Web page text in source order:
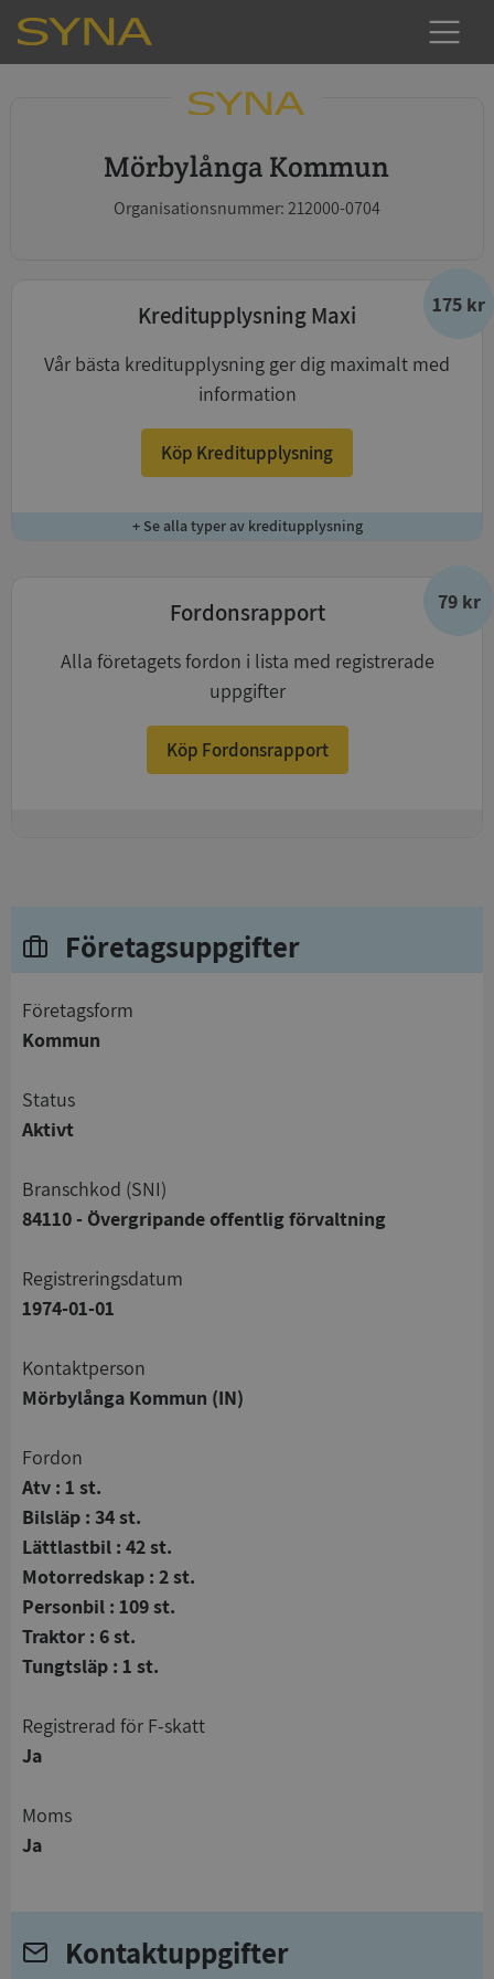
Mörbylånga Kommun
Organisationsnummer: 212000-0704
175 kr
Kreditupplysning Maxi
Vår bästa kreditupplysning ger dig maximalt med
information
Köp Kreditupplysning
+ Se alla typer av kreditupplysning
79 kr
Fordonsrapport
Alla företagets fordon i lista med registrerade
uppgifter
Köp Fordonsrapport
Företagsuppgifter
företagsform
Kommun
status
Aktivt
branschkod (SNI)
84110 - Övergripande offentlig förvaltning
registreringsdatum
1974-01-01
Kontaktperson
Mörbylånga Kommun (IN)
Fordon
Atv : 1 st.
Bilsläp : 34 st.
Lättlastbil : 42 st.
Motorredskap : 2 st.
Personbil : 109 st.
Traktor : 6 st.
Tungtsläp : 1 st.
registrerad för F-skatt
Ja
Moms
Ja
Kontaktuppgifter